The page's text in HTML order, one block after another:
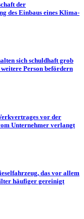
der
des Einbaus eines Klima-
sich schuldhaft grob
Person befördern
vor der
Unternehmer verlangt
das vor allem
häufiger gereinigt